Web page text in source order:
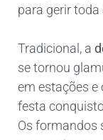
para gerir
Tradicional, a
se tornou
em estações e
festa
Os formandos